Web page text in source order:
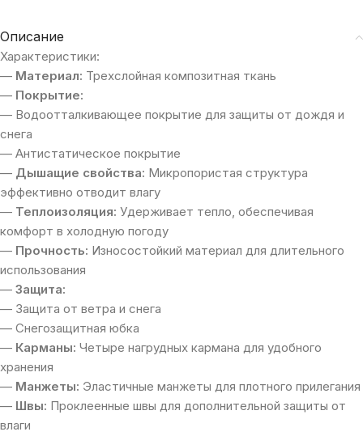
Описание
Характеристики:
— Материал: Трехслойная композитная ткань
— Покрытие:
— Водоотталкивающее покрытие для защиты от дождя и
снега
— Антистатическое покрытие
— Дышащие свойства: Микропористая структура
эффективно отводит влагу
— Теплоизоляция: Удерживает тепло, обеспечивая
комфорт в холодную погоду
— Прочность: Износостойкий материал для длительного
использования
— Защита:
— Защита от ветра и снега
— Снегозащитная юбка
— Карманы: Четыре нагрудных кармана для удобного
хранения
— Манжеты: Эластичные манжеты для плотного прилегания
— Швы: Проклеенные швы для дополнительной защиты от
влаги